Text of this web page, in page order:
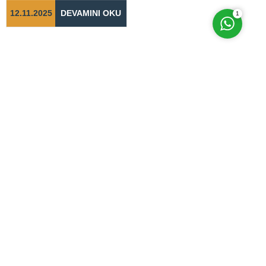
12.11.2025 DEVAMINI OKU 1